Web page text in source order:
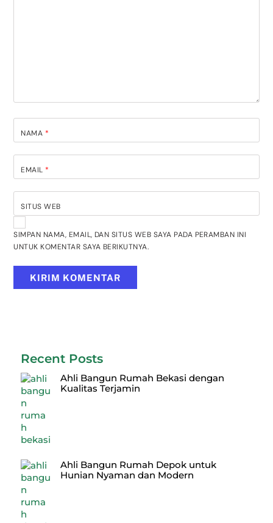
NAMA *
EMAIL *
SITUS WEB
SIMPAN NAMA, EMAIL, DAN SITUS WEB SAYA PADA PERAMBAN INI
UNTUK KOMENTAR SAYA BERIKUTNYA.
Recent Posts
Ahli Bangun Rumah Bekasi dengan
Kualitas Terjamin
Ahli Bangun Rumah Depok untuk
Hunian Nyaman dan Modern